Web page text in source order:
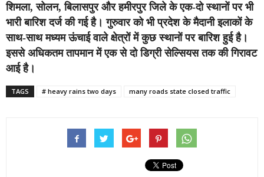
शिमला, सोलन, बिलासपुर और हमीरपुर जिले के एक-दो स्थानों पर भी
भारी बारिश दर्ज की गई है। गुरुवार को भी प्रदेश के मैदानी इलाकों के
साथ-साथ मध्यम ऊंचाई वाले क्षेत्रों में कुछ स्थानों पर बारिश हुई है।
इससे अधिकतम तापमान में एक से दो डिग्री सेल्सियस तक की गिरावट
आई है।
TAGS # heavy rains two days many roads state closed traffic